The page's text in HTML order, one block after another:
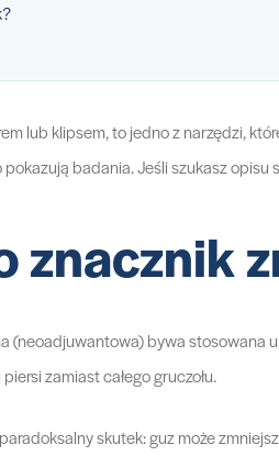
lub klipsem, to jedno z narzędzi,
badania. Jeśli szukasz
znacznik
(neoadjuwantowa) bywa stosowana
zamiast całego gruczołu.
skutek: guz może